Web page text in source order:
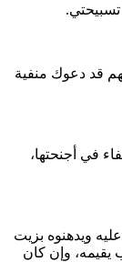
قد دعوك منفية
في أجنحتها،
ويدهنوه بزيت
يقيمه، وإن كان